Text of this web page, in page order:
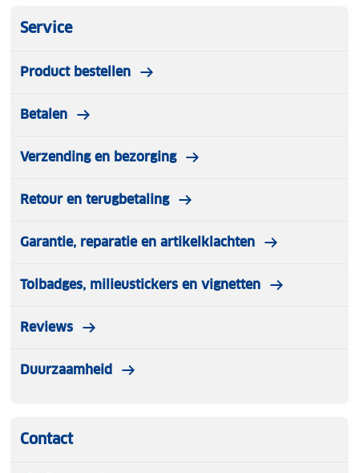
Service
Product bestellen
Betalen
Verzending en bezorging
Retour en terugbetaling
Garantie, reparatie en artikelklachten
Tolbadges, milieustickers en vignetten
Reviews
Duurzaamheid
Contact